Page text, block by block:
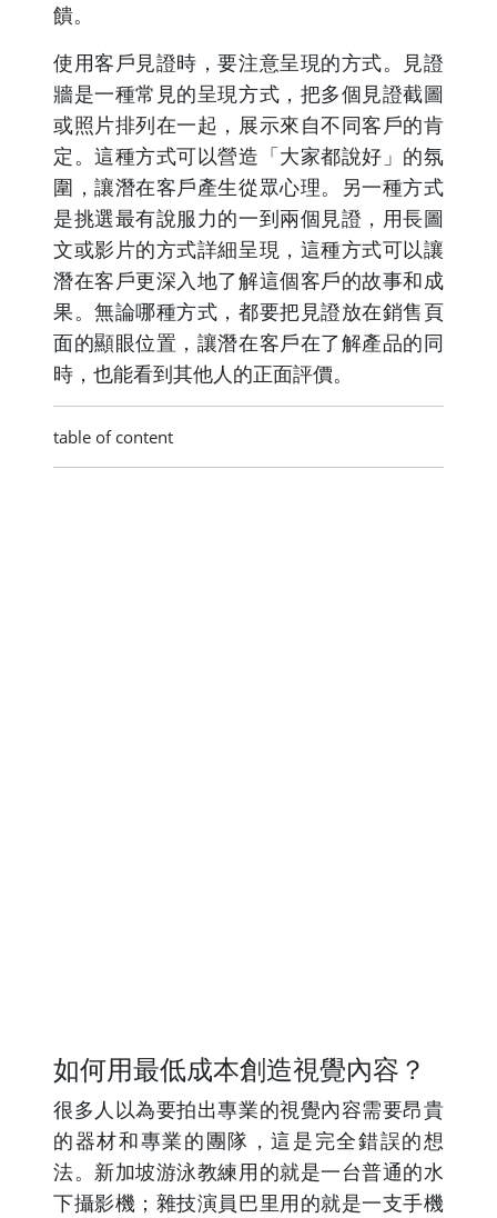
饋。
使用客戶見證時，要注意呈現的方式。見證
牆是一種常見的呈現方式，把多個見證截圖
或照片排列在一起，展示來自不同客戶的肯
定。這種方式可以營造「大家都說好」的氛
圍，讓潛在客戶產生從眾心理。另一種方式
是挑選最有說服力的一到兩個見證，用長圖
文或影片的方式詳細呈現，這種方式可以讓
潛在客戶更深入地了解這個客戶的故事和成
果。無論哪種方式，都要把見證放在銷售頁
面的顯眼位置，讓潛在客戶在了解產品的同
時，也能看到其他人的正面評價。
table of content
如何用最低成本創造視覺內容？
很多人以為要拍出專業的視覺內容需要昂貴
的器材和專業的團隊，這是完全錯誤的想
法。新加坡游泳教練用的就是一台普通的水
下攝影機；雜技演員巴里用的就是一支手機